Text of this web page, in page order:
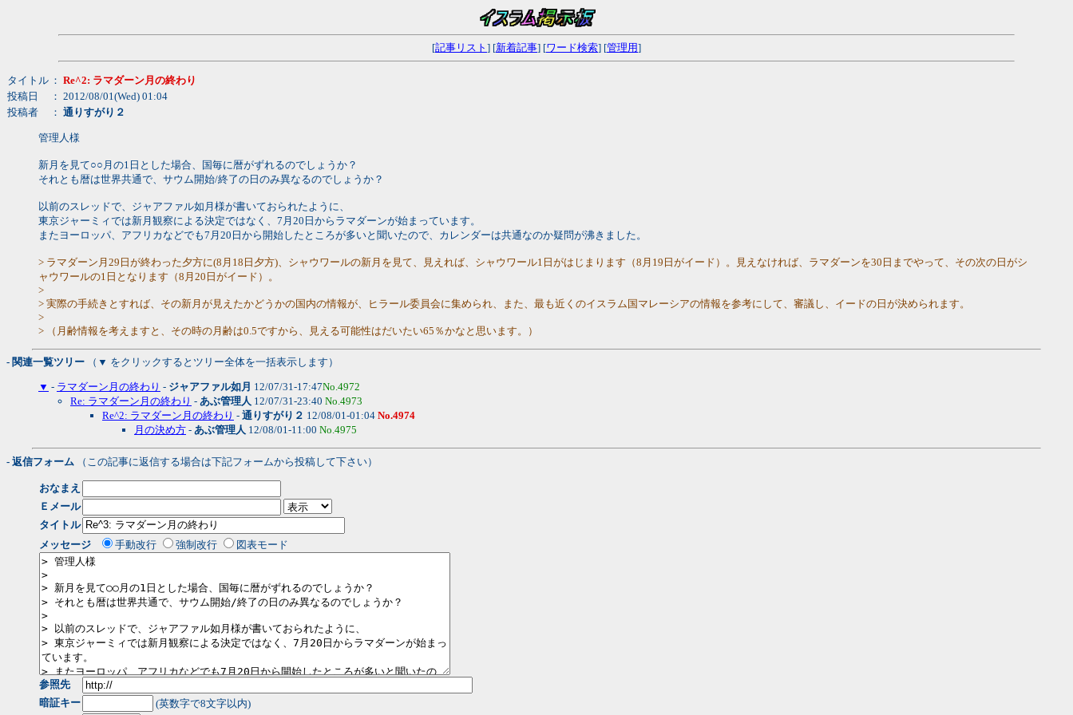
[記事リスト ] [新着記事] [ワード検索] [管理用]
タイトル ： Re^2: ラマダーン月の終わり
投稿日
： 2012/08/01(Wed) 01:04
投稿者
： 通りすがり２
管理人様
新月を見て○○月の1日とした場合、国毎に暦がずれるのでしょうか？
それとも暦は世界共通で、サウム開始/終了の日のみ異なるのでしょうか？
以前のスレッドで、ジャアファル如月様が書いておられたように、
東京ジャーミィでは新月観察による決定ではなく、7月20日からラマダーンが始まっています。
またヨーロッパ、アフリカなどでも7月20日から開始したところが多いと聞いたので、カレンダーは共通なのか疑問が沸きました。
> ラマダーン月29日が終わった夕方に(8月18日夕方)、シャウワールの新月を見て、見えれば、シャウワール1日がはじまります（8月19日がイード）。見えなければ、ラマダーンを30日までやって、その次の日がシ
ャウワールの1日となります（8月20日がイード）。
>
> 実際の手続きとすれば、その新月が見えたかどうかの国内の情報が、ヒラール委員会に集められ、また、最も近くのイスラム国マレーシアの情報を参考にして、審議し、イードの日が決められます。
>
> （月齢情報を考えますと、その時の月齢は0.5ですから、見える可能性はだいたい65％かなと思います。）
- 関連一覧ツリー （▼ をクリックするとツリー全体を一括表示します）
▼ - ラマダーン月の終わり - ジャアファル如月 12/07/31-17:47No.4972
Re: ラマダーン月の終わり - あぶ管理人 12/07/31-23:40 No.4973
Re^2: ラマダーン月の終わり - 通りすがり２ 12/08/01-01:04 No.4974
月の決め方 - あぶ管理人 12/08/01-11:00 No.4975
- 返信フォーム （この記事に返信する場合は下記フォームから投稿して下さい）
おなまえ
Ｅメール
タイトル
メッセージ
手動改行 強制改行 図表モード
参照先
暗証キー
(英数字で8文字以内)